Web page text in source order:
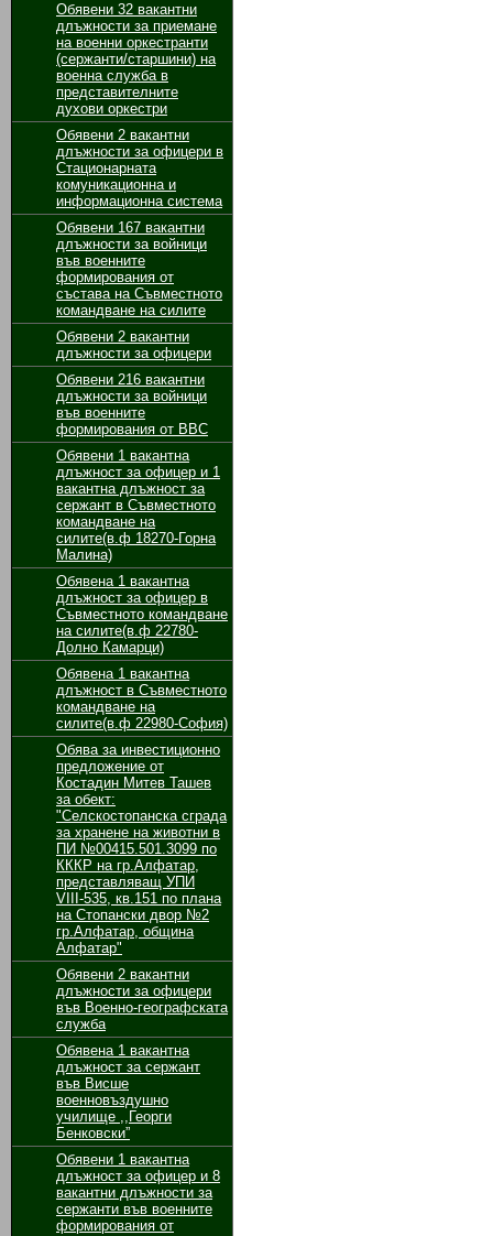
Обявени 32 вакантни
длъжности за приемане
на военни оркестранти
(сержанти/старшини) на
военна служба в
представителните
духови оркестри
Обявени 2 вакантни
длъжности за офицери в
Стационарната
комуникационна и
информационна система
Обявени 167 вакантни
длъжности за войници
във военните
формирования от
състава на Съвместното
командване на силите
Обявени 2 вакантни
длъжности за oфицери
Обявени 216 вакантни
длъжности за войници
във военните
формирования от ВВС
Обявени 1 вакантнa
длъжност за oфицер и 1
вакантнa длъжност за
сержант в Съвместното
командване на
силите(в.ф 18270-Горна
Малина)
Обявенa 1 вакантнa
длъжност за oфицер в
Съвместното командване
на силите(в.ф 22780-
Долно Камарци)
Обявенa 1 вакантнa
длъжност в Съвместното
командване на
силите(в.ф 22980-София)
Обява за инвестиционно
предложение от
Костадин Митев Ташев
за обект:
"Селскостопанска сграда
за хранене на животни в
ПИ №00415.501.3099 по
КККР на гр.Алфатар,
представляващ УПИ
VІІІ-535, кв.151 по плана
на Стопански двор №2
гр.Алфатар, община
Алфатар"
Обявени 2 вакантни
длъжности за oфицери
във Военно-географската
служба
Обявенa 1 вакантнa
длъжност за сержант
във Висше
военновъздушно
училище ,,Георги
Бенковски”
Обявени 1 вакантнa
длъжност за oфицер и 8
вакантни длъжности за
сержанти във военните
формирования от